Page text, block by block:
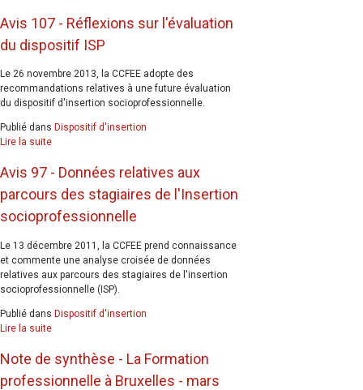
Avis 107 - Réflexions sur l'évaluation
du dispositif ISP
Le 26 novembre 2013, la CCFEE adopte des
recommandations relatives à une future évaluation
du dispositif d'insertion socioprofessionnelle.
Publié dans Dispositif d'insertion
Lire la suite
Avis 97 - Données relatives aux
parcours des stagiaires de l'Insertion
socioprofessionnelle
Le 13 décembre 2011, la CCFEE prend connaissance
et commente une analyse croisée de données
relatives aux parcours des stagiaires de l'insertion
socioprofessionnelle (ISP).
Publié dans Dispositif d'insertion
Lire la suite
Note de synthèse - La Formation
professionnelle à Bruxelles - mars